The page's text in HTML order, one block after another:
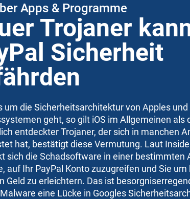
Apps & Programme
Trojaner
Sicherheit
um die Sicherheitsarchitektur von Apples und
geht, so gilt iOS im Allgemeinen als
entdeckterTrojaner, der sich in manchen
hat, bestätigt diese Vermutung. Laut
sich die Schadsoftware in einer bestimmten
auf Ihr PayPal Konto zuzugreifen und Sie
Geld zu erleichtern. Das ist
Malware eine Lücke in Googles